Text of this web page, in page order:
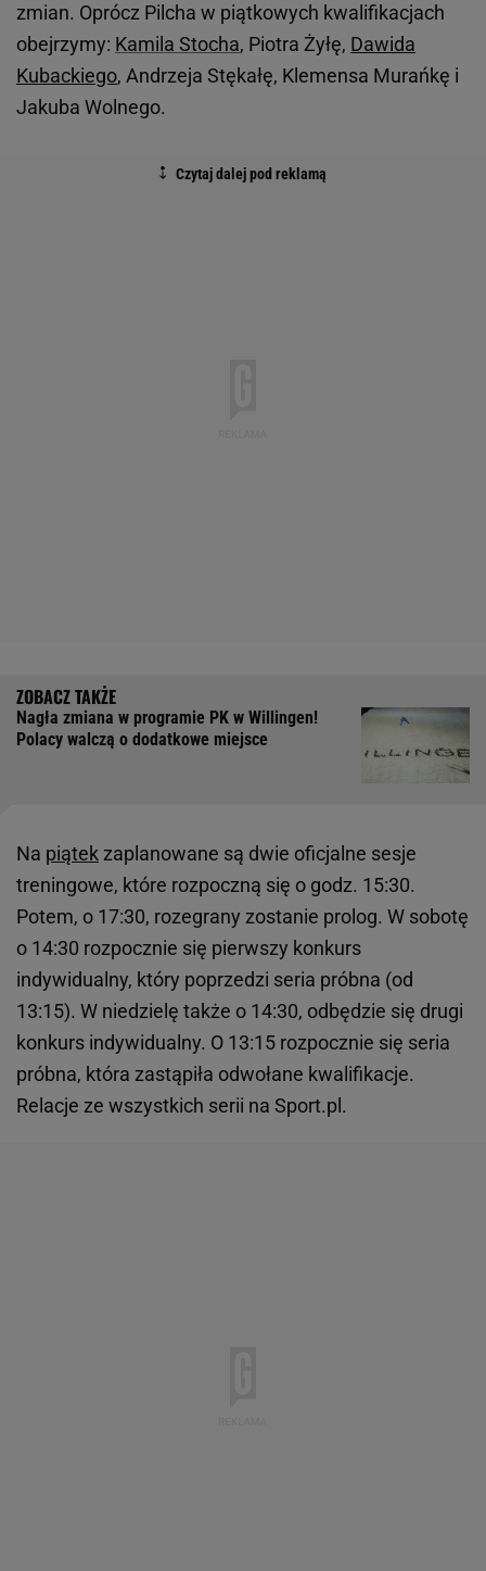
zmian. Oprócz Pilcha w piątkowych kwalifikacjach
obejrzymy: Kamila Stocha, Piotra Żyłę, Dawida
Kubackiego, Andrzeja Stękałę, Klemensa Murańkę i
Jakuba Wolnego.
Nagła zmiana w programie PK w Willingen!
Polacy walczą o dodatkowe miejsce
Na piątek zaplanowane są dwie oficjalne sesje
treningowe, które rozpoczną się o godz. 15:30.
Potem, o 17:30, rozegrany zostanie prolog. W sobotę
o 14:30 rozpocznie się pierwszy konkurs
indywidualny, który poprzedzi seria próbna (od
13:15). W niedzielę także o 14:30, odbędzie się drugi
konkurs indywidualny. O 13:15 rozpocznie się seria
próbna, która zastąpiła odwołane kwalifikacje.
Relacje ze wszystkich serii na Sport.pl.